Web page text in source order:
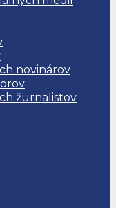
novinárov
žurnalistov